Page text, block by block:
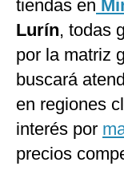
tiendas en
Lurín, todas
por la matriz
buscará
en regiones
interés por
precios